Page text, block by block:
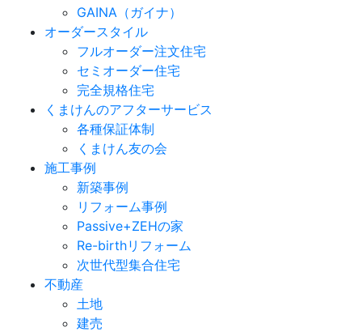
GAINA（ガイナ）
オーダースタイル
フルオーダー注文住宅
セミオーダー住宅
完全規格住宅
くまけんのアフターサービス
各種保証体制
くまけん友の会
施工事例
新築事例
リフォーム事例
Passive+ZEHの家
Re-birthリフォーム
次世代型集合住宅
不動産
土地
建売